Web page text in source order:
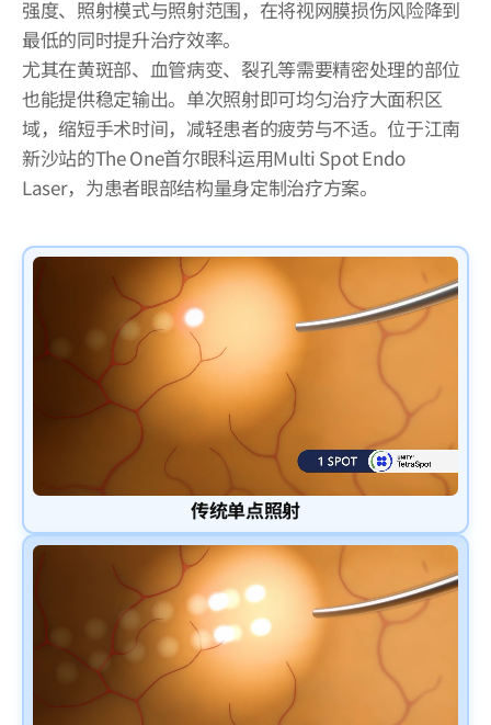
强度、照射模式与照射范围，在将视网膜损伤风险降到
最低的同时提升治疗效率。
尤其在黄斑部、血管病变、裂孔等需要精密处理的部位
也能提供稳定输出。单次照射即可均匀治疗大面积区
域，缩短手术时间，减轻患者的疲劳与不适。位于江南
新沙站的The One首尔眼科运用Multi Spot Endo
Laser，为患者眼部结构量身定制治疗方案。
传统单点照射